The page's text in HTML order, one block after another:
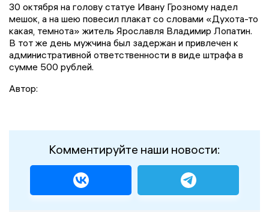
30 октября на голову статуе Ивану Грозному надел
мешок, а на шею повесил плакат со словами «Духота-то
какая, темнота» житель Ярославля Владимир Лопатин.
В тот же день мужчина был задержан и привлечен к
административной ответственности в виде штрафа в
сумме 500 рублей.
Автор:
Комментируйте наши новости: